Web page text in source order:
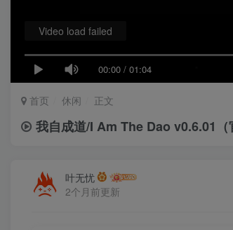
00:00 / 01:04
Video load failed
首页 休闲 正文
我自成道/I Am The Dao v0.6.01（
叶无忧
2个月前更新